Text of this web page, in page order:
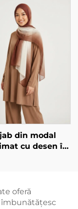
din modal
cu desen în
oferă
îmbunătățesc